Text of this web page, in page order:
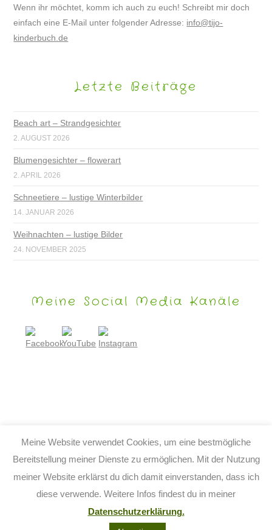
Wenn ihr möchtet, komm ich auch zu euch! Schreibt mir doch
einfach eine E-Mail unter folgender Adresse: info@tijo-
kinderbuch.de
Letzte Beiträge
Beach art – Strandgesichter
2. AUGUST 2026
Blumengesichter – flowerart
2. APRIL 2026
Schneetiere – lustige Winterbilder
14. JANUAR 2026
Weihnachten – lustige Bilder
24. NOVEMBER 2025
Meine Social Media Kanäle
Meine Website verwendet Cookies, um eine bestmögliche
Bereitstellung meiner Dienste zu ermöglichen. Mit der Nutzung
meiner Website erklärst du dich damit einverstanden, dass ich
diese verwende. Weitere Infos findest du in meiner
Datenschutzerklärung.